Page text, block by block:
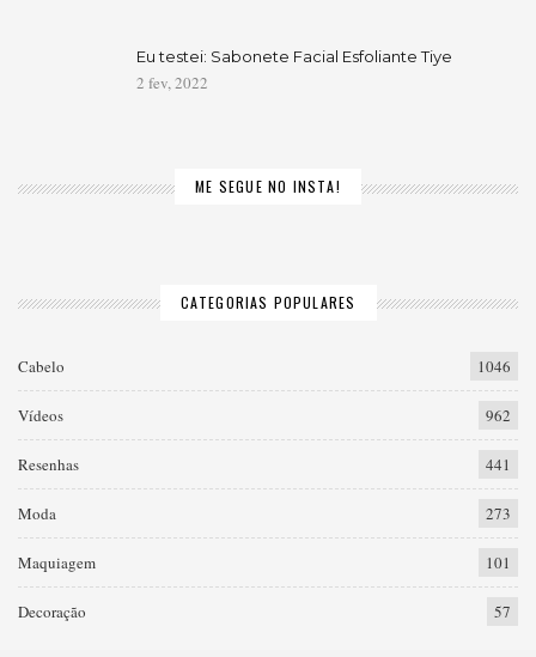
Eu testei: Sabonete Facial Esfoliante Tiye
2 fev, 2022
ME SEGUE NO INSTA!
CATEGORIAS POPULARES
Cabelo 1046
Vídeos 962
Resenhas 441
Moda 273
Maquiagem 101
Decoração 57